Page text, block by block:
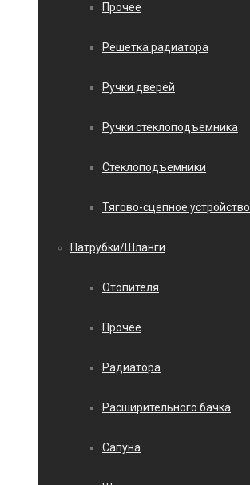
Прочее
Решетка радиатора
Ручки дверей
Ручки стеклоподъемника
Стеклоподъемники
Тягово-сцепное устройство
Патрубки/Шланги
Отопителя
Прочее
Радиатора
Расширительного бачка
Сапуна